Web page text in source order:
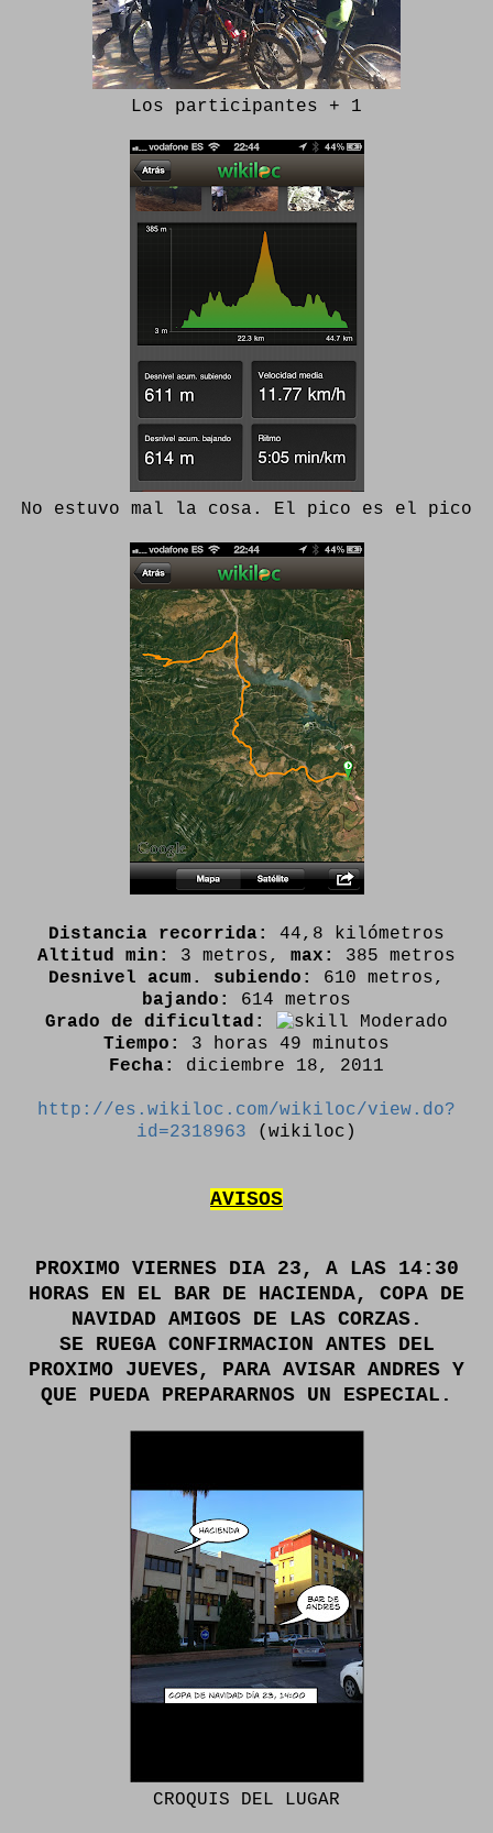
Los participantes + 1
No estuvo mal la cosa. El pico es el pico
Distancia recorrida:
44,8 kilómetros
Altitud min:
3 metros, max:
385 metros
Desnivel acum. subiendo:
610 metros,
bajando:
614 metros
Grado de dificultad:
Moderado
Tiempo: 3 horas 49 minutos
Fecha:
diciembre 18, 2011
http://es.wikiloc.com/wikiloc/view.do?
id=2318963 (wikiloc)
AVISOS
PROXIMO VIERNES DIA 23, A LAS 14:30
HORAS EN EL BAR DE HACIENDA, COPA DE
NAVIDAD AMIGOS DE LAS CORZAS.
SE RUEGA CONFIRMACION ANTES DEL
PROXIMO JUEVES, PARA AVISAR ANDRES Y
QUE PUEDA PREPARARNOS UN ESPECIAL.
CROQUIS DEL LUGAR